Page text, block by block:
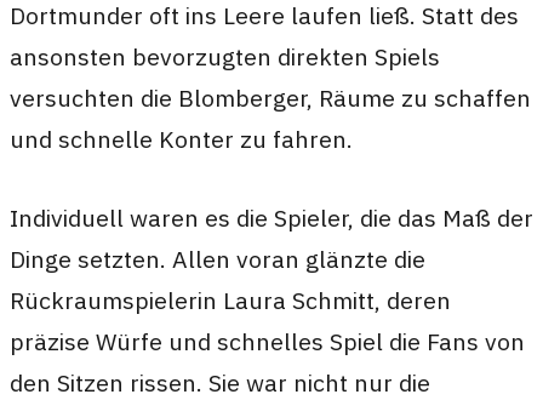
Dortmunder oft ins Leere laufen ließ. Statt des
ansonsten bevorzugten direkten Spiels
versuchten die Blomberger, Räume zu schaffen
und schnelle Konter zu fahren.
Individuell waren es die Spieler, die das Maß der
Dinge setzten. Allen voran glänzte die
Rückraumspielerin Laura Schmitt, deren
präzise Würfe und schnelles Spiel die Fans von
den Sitzen rissen. Sie war nicht nur die